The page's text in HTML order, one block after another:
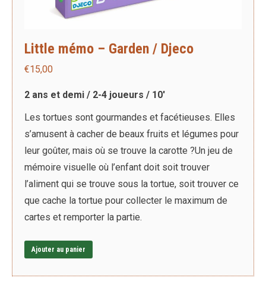
Little mémo – Garden / Djeco
€15,00
2 ans et demi / 2-4 joueurs / 10′
Les tortues sont gourmandes et facétieuses. Elles
s’amusent à cacher de beaux fruits et légumes pour
leur goûter, mais où se trouve la carotte ?Un jeu de
mémoire visuelle où l’enfant doit soit trouver
l’aliment qui se trouve sous la tortue, soit trouver ce
que cache la tortue pour collecter le maximum de
cartes et remporter la partie.
Ajouter au panier